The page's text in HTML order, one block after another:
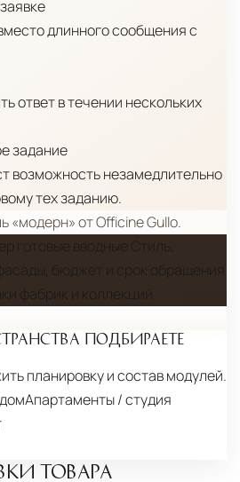
длинного сообщения с
ответ в течении нескольких
задание
возможность незамедлительно
тех заданию.
«модерн» от Officine Gullo.
готовые вводные Стиль,
бюджет и срок обращения
фабрик и коллекций.
ПОДБИРАЕТЕ
планировку и состав модулей.
Апартаменты / студия
ТОВАРА